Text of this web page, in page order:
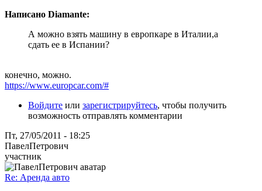
Написано Diamante:
А можно взять машину в европкаре в Италии,а
сдать ее в Испании?
конечно, можно.
https://www.europcar.com/#
Войдите или зарегистрируйтесь, чтобы получить
возможность отправлять комментарии
Пт, 27/05/2011 - 18:25
ПавелПетрович
участник
Re: Аренда авто